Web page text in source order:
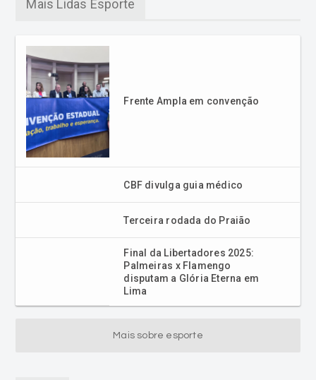
Mais Lidas Esporte
Frente Ampla em convenção
CBF divulga guia médico
Terceira rodada do Praião
Final da Libertadores 2025:
Palmeiras x Flamengo
disputam a Glória Eterna em
Lima
Mais sobre esporte